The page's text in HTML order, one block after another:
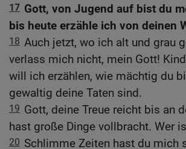
17 Gott, von Jugend auf bist du
bis heute erzähle ich von deinen
18 Auch jetzt, wo ich alt und grau
verlass mich nicht, mein Gott!
will ich erzählen, wie mächtig du
gewaltig deine Taten sind.
19 Gott, deine Treue reicht bis an
hast große Dinge vollbracht. Wer
20 Schlimme Zeiten hast du mich